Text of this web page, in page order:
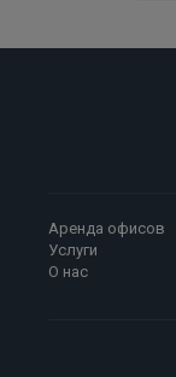
Аренда офисов
Услуги
О нас